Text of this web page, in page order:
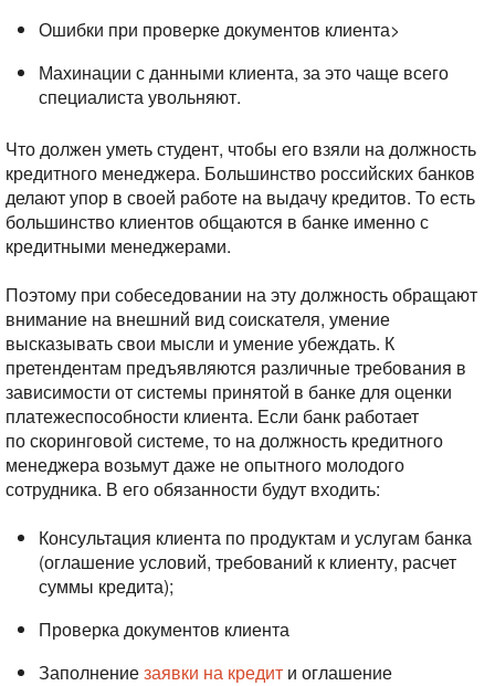
Ошибки при проверке документов клиента>
Махинации с данными клиента, за это чаще всего
специалиста увольняют.
Что должен уметь студент, чтобы его взяли на должность
кредитного менеджера. Большинство российских банков
делают упор в своей работе на выдачу кредитов. То есть
большинство клиентов общаются в банке именно с
кредитными менеджерами.
Поэтому при собеседовании на эту должность обращают
внимание на внешний вид соискателя, умение
высказывать свои мысли и умение убеждать. К
претендентам предъявляются различные требования в
зависимости от системы принятой в банке для оценки
платежеспособности клиента. Если банк работает
по скоринговой системе, то на должность кредитного
менеджера возьмут даже не опытного молодого
сотрудника. В его обязанности будут входить:
Консультация клиента по продуктам и услугам банка
(оглашение условий, требований к клиенту, расчет
суммы кредита);
Проверка документов клиента
Заполнениезаявки на кредит и оглашение